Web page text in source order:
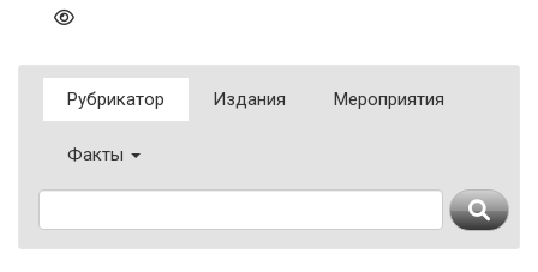
Рубрикатор Издания Мероприятия
Факты